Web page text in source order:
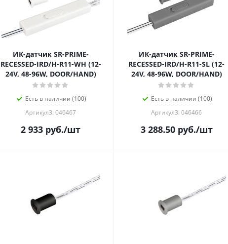
ИК-датчик SR-PRIME-
RECESSED-IRD/H-R11-WH (12-
24V, 48-96W, DOOR/HAND)
Есть в наличии (100)
Артикул3: 046467
2 933 руб./шт
ИК-датчик SR-PRIME-
RECESSED-IRD/H-R11-SL (12-
24V, 48-96W, DOOR/HAND)
Есть в наличии (100)
Артикул3: 046466
3 288.50руб./шт